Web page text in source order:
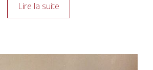
Lire la suite